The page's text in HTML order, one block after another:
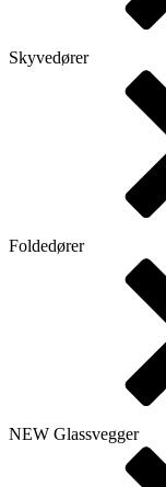
Skyvedører
Foldedører
NEW Glassvegger